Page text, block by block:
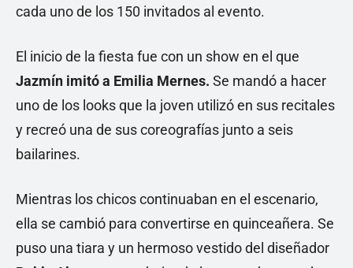
cada uno de los 150 invitados al evento.
El inicio de la fiesta fue con un show en el que
Jazmín imitó a Emilia Mernes. Se mandó a hacer
uno de los looks que la joven utilizó en sus recitales
y recreó una de sus coreografías junto a seis
bailarines.
Mientras los chicos continuaban en el escenario,
ella se cambió para convertirse en quinceañera. Se
puso una tiara y un hermoso vestido del diseñador